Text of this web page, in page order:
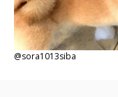
@sora1013siba